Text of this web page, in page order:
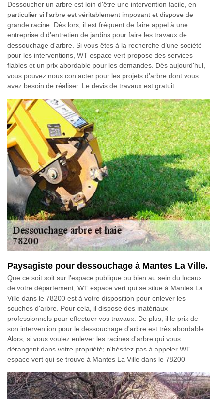
Dessoucher un arbre est loin d'être une intervention facile, en
particulier si l'arbre est véritablement imposant et dispose de
grande racine. Dès lors, il est fréquent de faire appel à une
entreprise d d'entretien de jardins pour faire les travaux de
dessouchage d'arbre. Si vous êtes à la recherche d’une société
pour les interventions, WT espace vert propose des services
fiables et un prix abordable pour les demandes. Dès aujourd’hui,
vous pouvez nous contacter pour les projets d’arbre dont vous
avez besoin de réaliser. Le devis de travaux est gratuit.
Paysagiste pour dessouchage à Mantes La Ville.
Que ce soit soit sur l'espace publique ou bien au sein du locaux
de votre département, WT espace vert qui se situe à Mantes La
Ville dans le 78200 est à votre disposition pour enlever les
souches d'arbre. Pour cela, il dispose des matériaux
professionnels pour effectuer vos travaux. De plus, il le prix de
son intervention pour le dessouchage d'arbre est très abordable.
Alors, si vous voulez enlever les racines d'arbre qui vous
dérangent dans votre propriété; n'hésitez pas à appeler WT
espace vert qui se trouve à Mantes La Ville dans le 78200.